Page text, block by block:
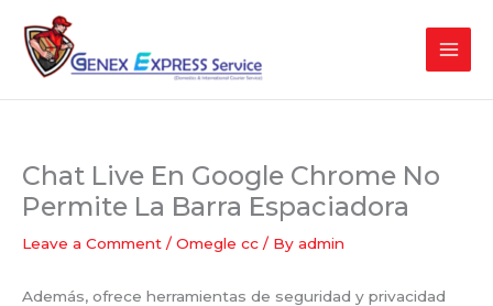
content
Chat Live En Google Chrome No
Permite La Barra Espaciadora
Leave a Comment / Omegle cc / By admin
Además, ofrece herramientas de seguridad y privacidad